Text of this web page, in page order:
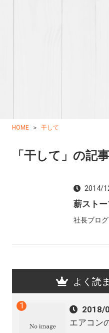
HOME 干して
「干して」の記
2014/
薪スト
社長ブログ
よく読
2018/
エアコン